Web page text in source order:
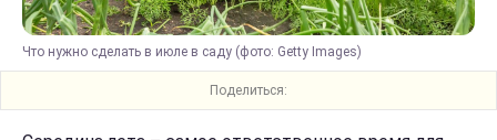
Что нужно сделать в июле в саду (фото: Getty Images)
Поделиться: